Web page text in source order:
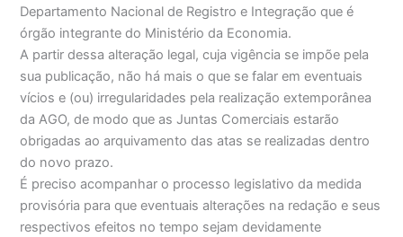
Departamento Nacional de Registro e Integração que é
órgão integrante do Ministério da Economia.
A partir dessa alteração legal, cuja vigência se impõe pela
sua publicação, não há mais o que se falar em eventuais
vícios e (ou) irregularidades pela realização extemporânea
da AGO, de modo que as Juntas Comerciais estarão
obrigadas ao arquivamento das atas se realizadas dentro
do novo prazo.
É preciso acompanhar o processo legislativo da medida
provisória para que eventuais alterações na redação e seus
respectivos efeitos no tempo sejam devidamente